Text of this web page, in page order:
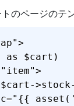
のページのテ
as $cart)